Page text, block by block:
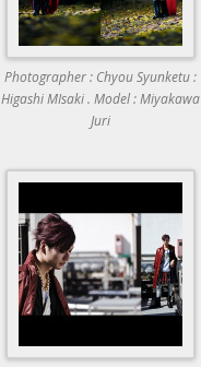
Photographer : Chyou Syunketu :
Higashi MIsaki . Model : Miyakawa
Juri